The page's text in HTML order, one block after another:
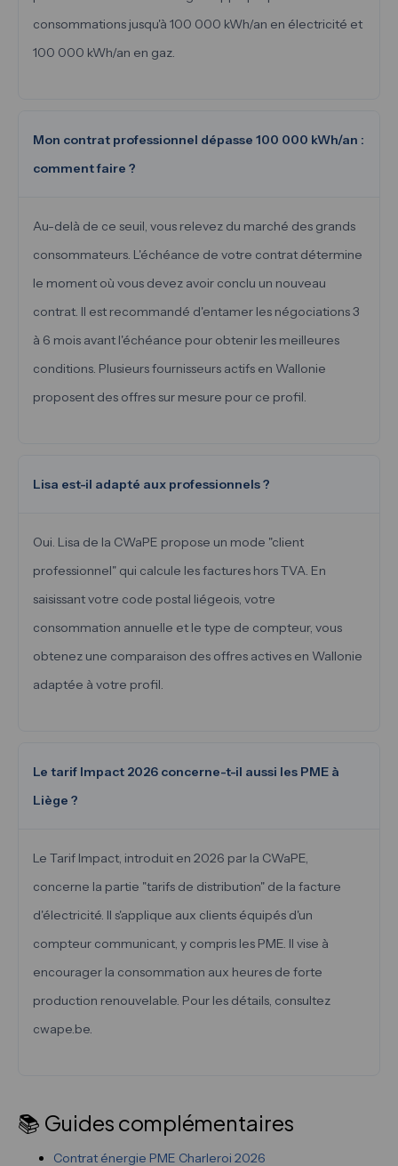
consommations jusqu'à 100 000 kWh/an en électricité et
100 000 kWh/an en gaz.
Mon contrat professionnel dépasse 100 000 kWh/an :
comment faire ?
Au-delà de ce seuil, vous relevez du marché des grands
consommateurs. L'échéance de votre contrat détermine
le moment où vous devez avoir conclu un nouveau
contrat. Il est recommandé d'entamer les négociations 3
à 6 mois avant l'échéance pour obtenir les meilleures
conditions. Plusieurs fournisseurs actifs en Wallonie
proposent des offres sur mesure pour ce profil.
Lisa est-il adapté aux professionnels ?
Oui. Lisa de la CWaPE propose un mode "client
professionnel" qui calcule les factures hors TVA. En
saisissant votre code postal liégeois, votre
consommation annuelle et le type de compteur, vous
obtenez une comparaison des offres actives en Wallonie
adaptée à votre profil.
Le tarif Impact 2026 concerne-t-il aussi les PME à
Liège ?
Le Tarif Impact, introduit en 2026 par la CWaPE,
concerne la partie "tarifs de distribution" de la facture
d'électricité. Il s'applique aux clients équipés d'un
compteur communicant, y compris les PME. Il vise à
encourager la consommation aux heures de forte
production renouvelable. Pour les détails, consultez
cwape.be.
📚 Guides complémentaires
Contrat énergie PME Charleroi 2026